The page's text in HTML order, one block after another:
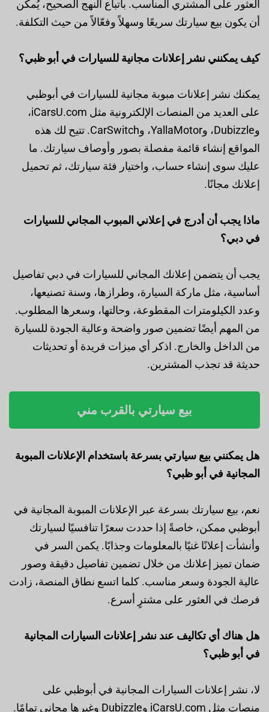
العثور على المشتري المناسب. باتباع النهج الصحيح، يُمكن
أن يكون بيع سيارتك سريعًا وسهلاً وفعّالاً من حيث التكلفة.
كيف يمكنني نشر إعلانات مجانية للسيارات في أبو ظبي؟
يمكنك نشر إعلانات مبوبة مجانية للسيارات في أبوظبي
على العديد من المنصات الإلكترونية مثل iCarsU.com،
وDubizzle، وYallaMotor، وCarSwitch. تتيح لك هذه
المواقع إنشاء قائمة مفصلة بصور وأوصاف سيارتك. ما
عليك سوى إنشاء حساب، واختيار فئة سيارتك، ثم تحميل
إعلانك مجانًا.
ماذا يجب أن أدرج في إعلاني المبوب المجاني للسيارات
في دبي؟
يجب أن يتضمن إعلانك المجاني للسيارات في دبي تفاصيل
أساسية، مثل ماركة السيارة، وطرازها، وسنة تصنيعها،
وعدد الكيلومترات المقطوعة، وحالتها، وسعرها المطلوب.
من المهم أيضًا تضمين صور واضحة وعالية الجودة للسيارة
من الداخل والخارج. اذكر أي ميزات فريدة أو تحديثات
حديثة قد تجذب المشترين.
بيع سيارتي بالقرب مني
هل يمكنني بيع سيارتي بسرعة باستخدام الإعلانات المبوبة
المجانية في أبو ظبي؟
نعم، بيع سيارتك بسرعة عبر الإعلانات المبوبة المجانية في
أبوظبي ممكن، خاصةً إذا حددت سعرًا تنافسيًا لسيارتك
وأنشأت إعلانًا غنيًا بالمعلومات وجذابًا. يكمن السر في
ضمان تميز إعلانك من خلال تضمين تفاصيل دقيقة وصور
عالية الجودة وسعر مناسب. كلما اتسع نطاق المنصة، زادت
فرصك في العثور على مشترٍ أسرع.
هل هناك أي تكاليف عند نشر إعلانات السيارات المجانية
في أبو ظبي؟
لا، نشر إعلانات السيارات المجانية في أبوظبي على
منصات مثل iCarsU.com وDubizzle وغيرها مجاني تمامًا.